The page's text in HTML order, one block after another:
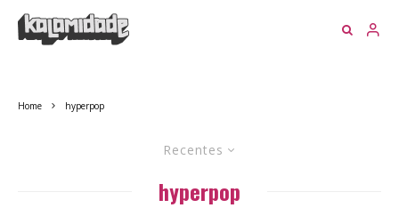
Home hyperpop
Recentes
hyperpop